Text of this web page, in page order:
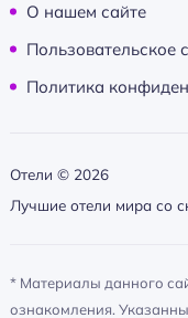
О нашем сайте
Пользовательское
Политика
Отели © 2026
Лучшие отели мира со
* Материалы данного
ознакомления.